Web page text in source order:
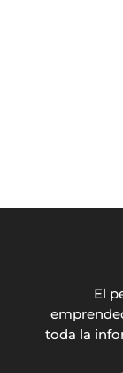
El
toda la